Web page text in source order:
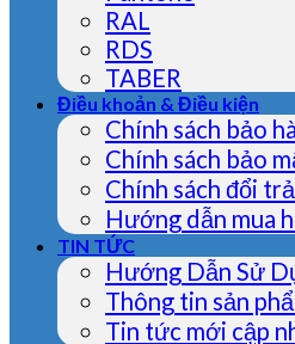
RAL
RDS
TABER
Điều khoản & Điều kiện
Chính sách bảo
Chính sách bảo
Chính sách đổi trả
Hướng dẫn mua
TIN TỨC
Hướng Dẫn Sử
Thông tin sản
Tin tức mới cập